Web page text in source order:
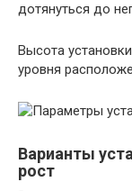
дотянуться до
Высота
уровня
Варианты
рост